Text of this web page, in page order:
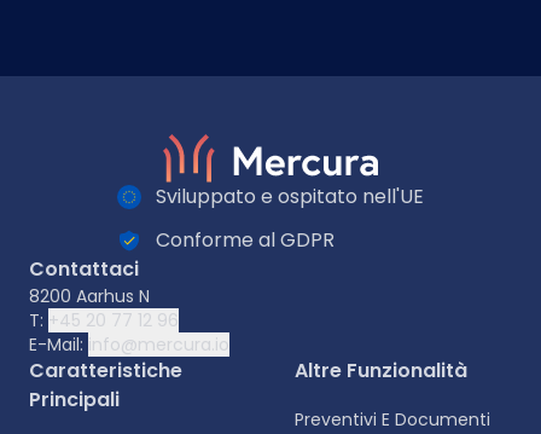
Sviluppato e ospitato nell'UE
Conforme al GDPR
Contattaci
8200 Aarhus N
T: +45 20 77 12 96
E-Mail: info@mercura.io
Caratteristiche
Principali
Altre Funzionalità
Preventivi E Documenti